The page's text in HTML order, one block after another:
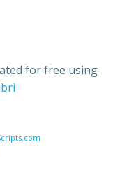
for free using